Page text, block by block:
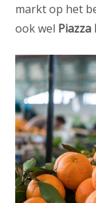
markt op het
ook wel